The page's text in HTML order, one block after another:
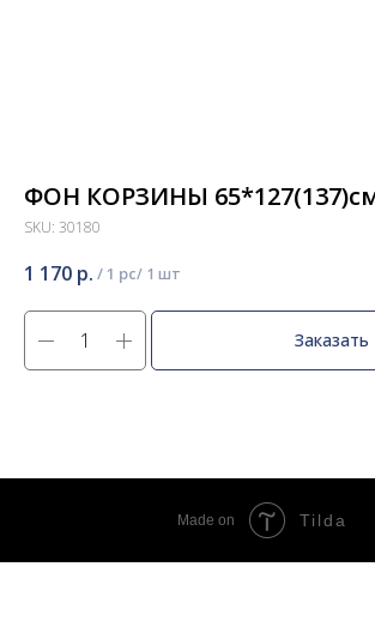
ФОН КОРЗИНЫ
SKU: 30180
1 170 р. / 1 pc
Заказать
Made on Tilda